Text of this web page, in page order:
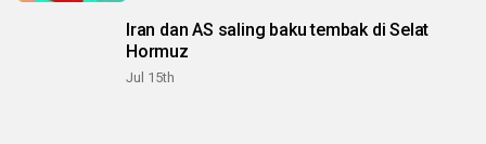
Iran dan AS saling baku tembak di Selat
Hormuz
Jul 15th